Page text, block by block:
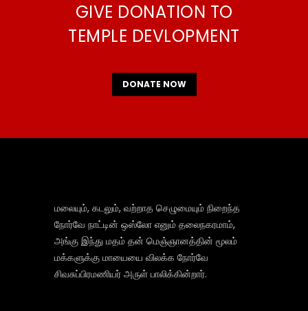
GIVE DONATION TO
TEMPLE DEVLOPMENT
DONATE NOW
மலையும், கடலும், வற்றாத செழுமையும் நிறைந்த
நோர்வே நாட்டின் ஒஸ்லோ எனும் தலைநகரமாம்,
அங்கு இந்து மதம் தன் மெஞ்ஞானத்தின் மூலம்
மக்களுக்கு மாயையை விலக்க நோர்வே
சிவசுப்பிரமணியர் அருள் பாலிக்கின்றார்.